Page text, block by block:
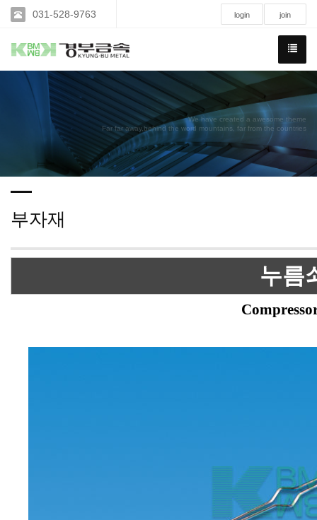
031-528-9763 login join
We have created a awesome theme
Far far away,behind the word mountains, far from the countries
부자재
누름